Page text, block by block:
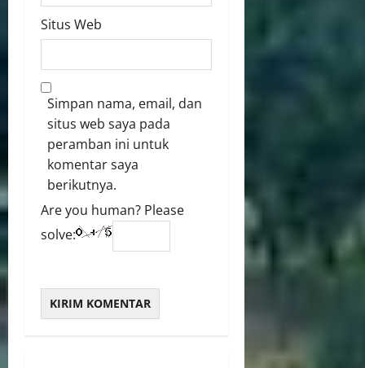
Situs Web
Simpan nama, email, dan
situs web saya pada
peramban ini untuk
komentar saya
berikutnya.
Are you human? Please
solve: